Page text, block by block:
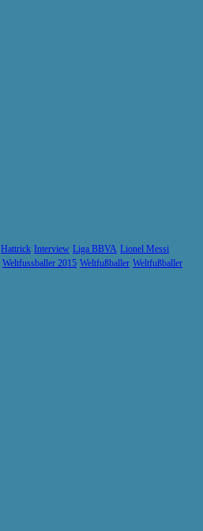
Hattrick Interview Liga BBVA Lionel Messi
Weltfussballer 2015 Weltfußballer Weltfußballer